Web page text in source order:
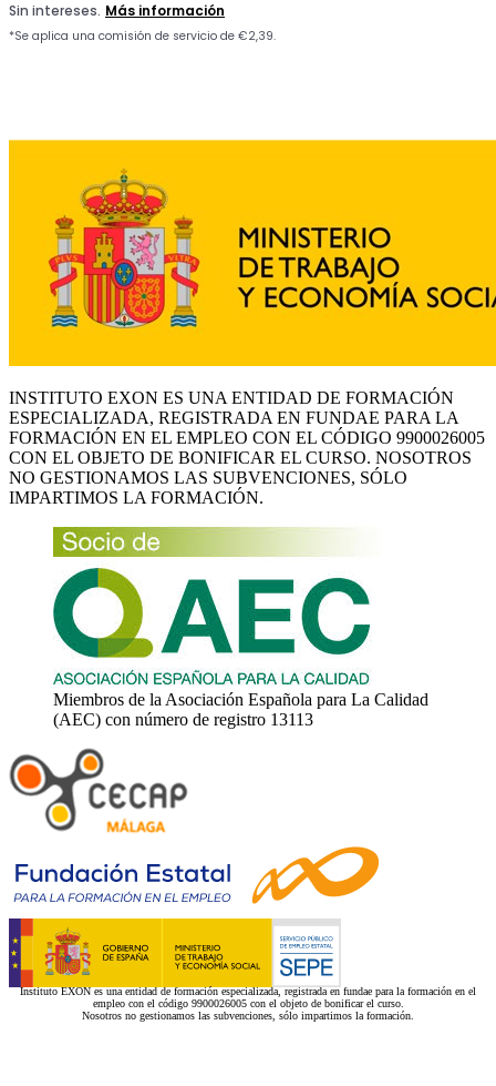
INSTITUTO EXON ES UNA ENTIDAD DE FORMACIÓN
ESPECIALIZADA, REGISTRADA EN FUNDAE PARA LA
FORMACIÓN EN EL EMPLEO CON EL CÓDIGO 9900026005
CON EL OBJETO DE BONIFICAR EL CURSO. NOSOTROS
NO GESTIONAMOS LAS SUBVENCIONES, SÓLO
IMPARTIMOS LA FORMACIÓN.
Miembros de la Asociación Española para La Calidad
(AEC) con número de registro 13113
Instituto EXON es una entidad de formación especializada, registrada en fundae para la formación en el
empleo con el código 9900026005 con el objeto de bonificar el curso.
Nosotros no gestionamos las subvenciones, sólo impartimos la formación.